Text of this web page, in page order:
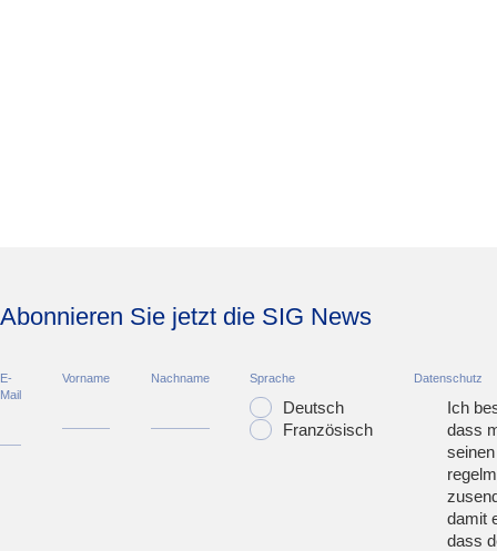
Abonnieren Sie jetzt die SIG News
E-
Mail
Vorname Nachname Sprache
Deutsch
Französisch
Datenschutz
Ich
dass
damit
dass